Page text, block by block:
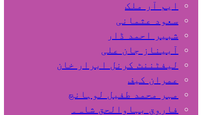
ایم آر ملک
سعود عثمانی
شبیر احمد ڈار
آبیناز جان علی
لیفٹننٹ کرنل ابرار خان
عمران کیف
مہر محمد طفیل لوہانچ
فاروق بہاوالحق شاہ۔